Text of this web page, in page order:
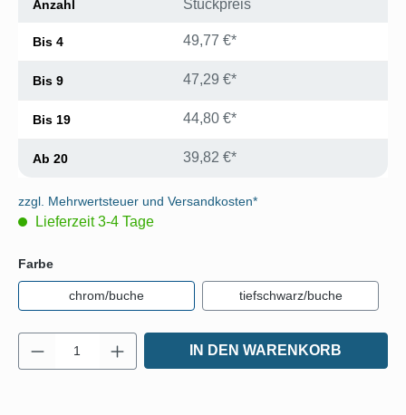
Anzahl Stückpreis
Bis 4 49,77 €*
Bis 9 47,29 €*
Bis 19 44,80 €*
Ab 20 39,82 €*
zzgl. Mehrwertsteuer und Versandkosten*
Lieferzeit 3-4 Tage
Farbeauswählen
chrom/buche tiefschwarz/buche
Produkt Anzahl: Gib den gewünschten
IN DEN WARENKORB